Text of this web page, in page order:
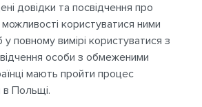
довідки та посвідчення про
можливості користуватися ними
повному вимірі користуватися з
особи з обмеженими
мають пройти процес
в Польщі.